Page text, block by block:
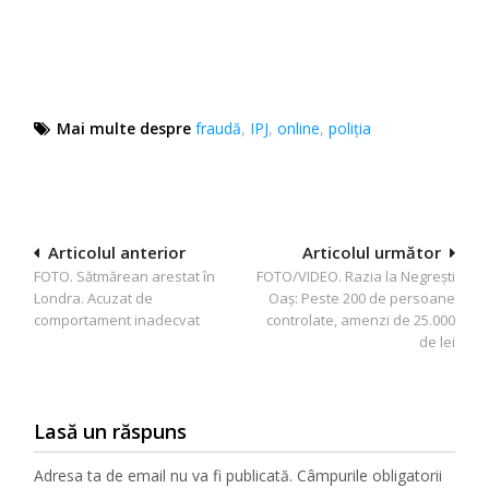
Mai multe despre fraudă, IPJ,online,poliţia
Navigare
în
articole
Articolul următor
FOTO/VIDEO. Razia la Negreşti
Oaş: Peste 200 de persoane
controlate, amenzi de 25.000
de lei
Articolul anterior
FOTO. Sătmărean arestat în
Londra. Acuzat de
comportament inadecvat
Lasă un răspuns
Adresa ta de email nu va fi publicată. Câmpurile obligatorii